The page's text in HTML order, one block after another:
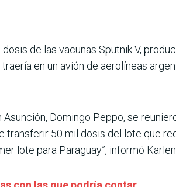
de las vacunas Sputnik V,
en un avión de aerolíneas
Domingo Peppo, se
transferir 50 mil dosis del lote que
lote para Paraguay”, informó Karlen.